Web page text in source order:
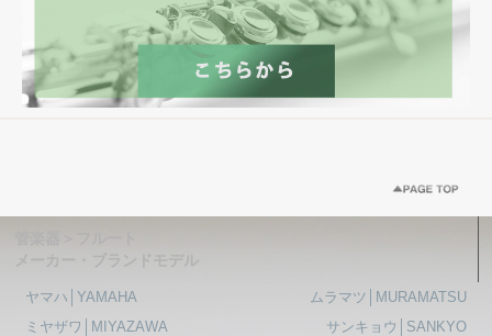
ヤマハ│YAMAHA
ムラマツ│MURAMATSU
ミヤザワ│MIYAZAWA
サンキョウ│SANKYO